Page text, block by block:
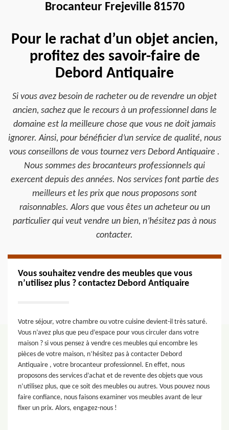
Brocanteur Frejeville 81570
Pour le rachat d’un objet ancien,
profitez des savoir-faire de
Debord Antiquaire
Si vous avez besoin de racheter ou de revendre un objet
ancien, sachez que le recours à un professionnel dans le
domaine est la meilleure chose que vous ne doit jamais
ignorer. Ainsi, pour bénéficier d’un service de qualité, nous
vous conseillons de vous tournez vers Debord Antiquaire .
Nous sommes des brocanteurs professionnels qui
exercent depuis des années. Nos services font partie des
meilleurs et les prix que nous proposons sont
raisonnables. Alors que vous êtes un acheteur ou un
particulier qui veut vendre un bien, n’hésitez pas à nous
contacter.
Vous souhaitez vendre des meubles que vous
n’utilisez plus ? contactez Debord Antiquaire
Votre séjour, votre chambre ou votre cuisine devient-il très saturé.
Vous n’avez plus que peu d’espace pour vous circuler dans votre
maison ? si vous pensez à vendre ces meubles qui encombre les
pièces de votre maison, n’hésitez pas à contacter Debord
Antiquaire , votre brocanteur professionnel. En effet, nous
proposons des services d’achat et de revente des objets que vous
n’utilisez plus, que ce soit des meubles ou autres. Vous pouvez nous
faire confiance, nous faisons examiner vos meubles avant de leur
fixer un prix. Alors, engagez-nous !